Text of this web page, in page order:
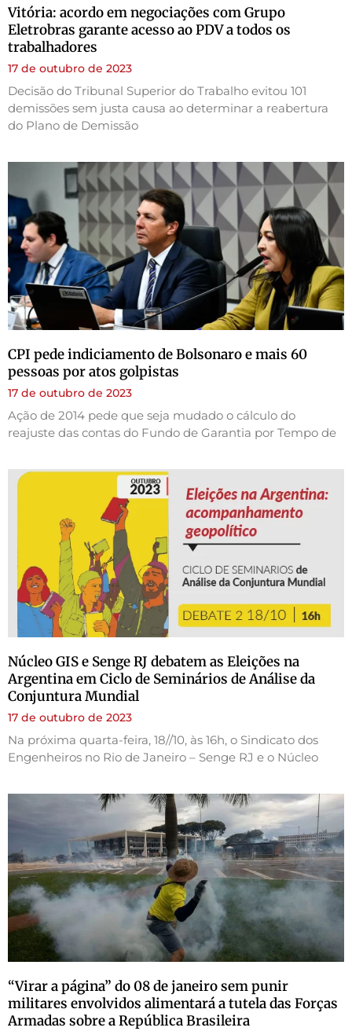
Vitória: acordo em negociações com Grupo
Eletrobras garante acesso ao PDV a todos os
trabalhadores
17 de outubro de 2023
Decisão do Tribunal Superior do Trabalho evitou 101
demissões sem justa causa ao determinar a reabertura
do Plano de Demissão
CPI pede indiciamento de Bolsonaro e mais 60
pessoas por atos golpistas
17 de outubro de 2023
Ação de 2014 pede que seja mudado o cálculo do
reajuste das contas do Fundo de Garantia por Tempo de
Núcleo GIS e Senge RJ debatem as Eleições na
Argentina em Ciclo de Seminários de Análise da
Conjuntura Mundial
17 de outubro de 2023
Na próxima quarta-feira, 18//10, às 16h, o Sindicato dos
Engenheiros no Rio de Janeiro – Senge RJ e o Núcleo
“Virar a página” do 08 de janeiro sem punir
militares envolvidos alimentará a tutela das Forças
Armadas sobre a República Brasileira